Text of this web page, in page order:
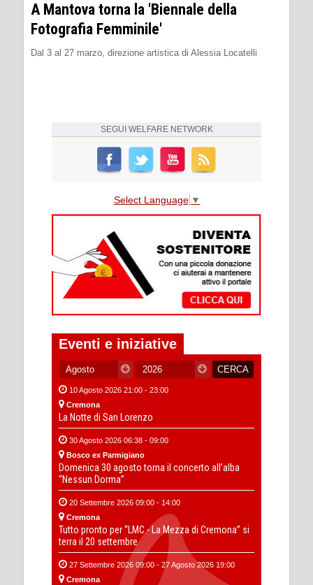
A Mantova torna la 'Biennale della
Fotografia Femminile'
Dal 3 al 27 marzo, direzione artistica di Alessia Locatelli
SEGUI WELFARE NETWORK
Select Language ▼
Eventi e iniziative
10 Agosto 2026 21:00 - 23:00
Cremona
La Notte di San Lorenzo
30 Agosto 2026 06:38 - 09:00
Bosco ex Parmigiano
Domenica 30 agosto torna il concerto all’alba
“Nessun Dorma”
20 Settembre 2026 09:00 - 14:00
Cremona
Tutto pronto per “LMC - La Mezza di Cremona” si
terra il 20 settembre
27 Settembre 2026 09:00 - 27 Agosto 2026 19:00
Cremona